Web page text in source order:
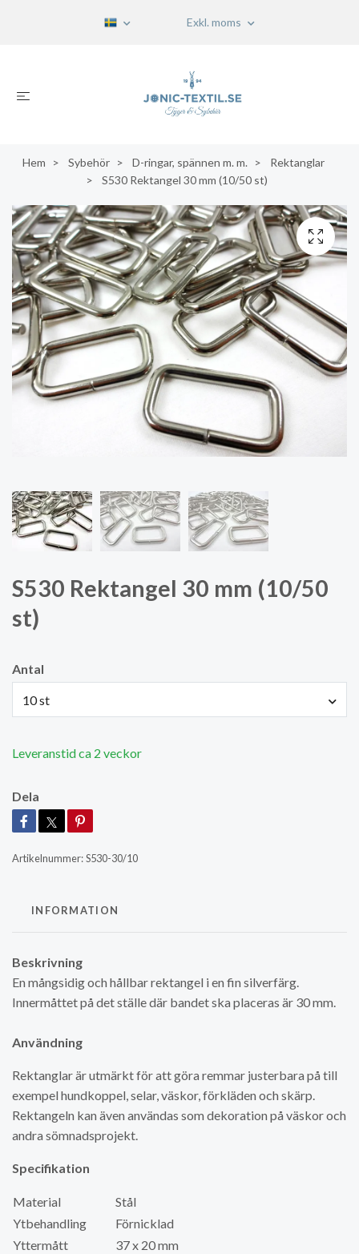
Exkl. moms
Hem Sybehör D-ringar, spännen m. m.
Rektanglar
S530 Rektangel 30 mm (10/50 st)
S530 Rektangel 30 mm (10/50
st)
Antal
10 st
Leveranstid ca 2 veckor
Dela
Artikelnummer:S530-30/10
INFORMATION
Beskrivning
En mångsidig och hållbar rektangel i en fin silverfärg.
Innermåttet på det ställe där bandet ska placeras är 30 mm.
Användning
Rektanglar är utmärkt för att göra remmar justerbara på till
exempel hundkoppel, selar, väskor, förkläden och skärp.
Rektangeln kan även användas som dekoration på väskor och
andra sömnadsprojekt.
Specifikation
Material
Stål
Ytbehandling
Förnicklad
Yttermått
37 x 20 mm